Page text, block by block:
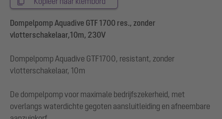
Dompelpomp Aquadive GTF 1700 res., zonder
vlotterschakelaar,10m, 230V
Dompelpomp Aquadive GTF1700, resistant, zonder
vlotterschakelaar, 10m
De dompelpomp voor maximale bedrijfszekerheid, met
overlangs waterdichte gegoten aansluitleiding en afneembare